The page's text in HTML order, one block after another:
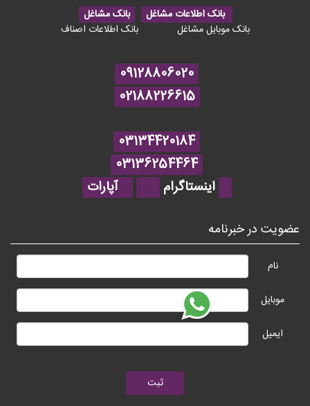
بانک اطلاعات مشاغل
بانک مشاغل
بانک موبایل مشاغل
بانک اطلاعات اصناف
09128806020
02188226615
03134420184
03136254464
اینستاگرام
آپارات
عضویت در خبرنامه
نام
موبایل
ایمیل